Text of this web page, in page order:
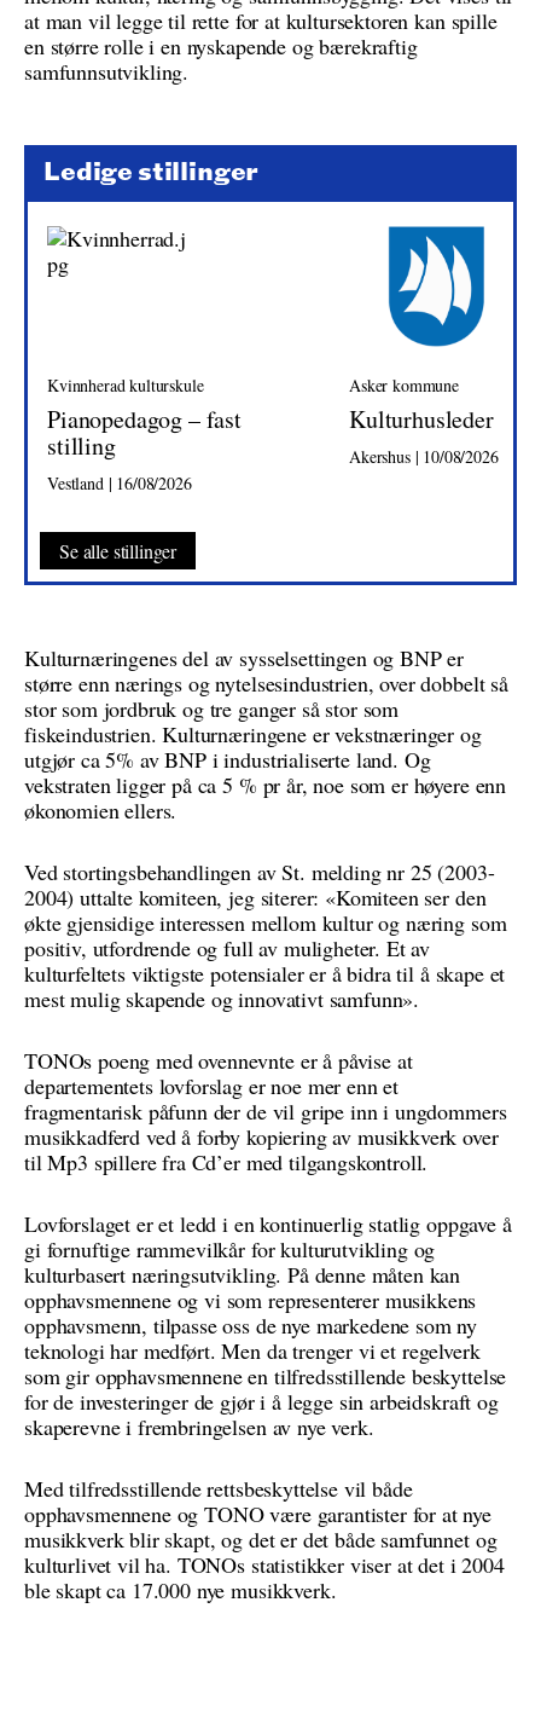
at man vil legge til rette for at kultursektoren kan spille
en større rolle i en nyskapende og bærekraftig
samfunnsutvikling.
Ledige stillinger
Kvinnherad kulturskule
Pianopedagog – fast
stilling
Vestland | 16/08/2026
Asker kommune
Kulturhusleder
Akershus | 10/08/2026
Se alle stillinger
Kulturnæringenes del av sysselsettingen og BNP er
større enn nærings og nytelsesindustrien, over dobbelt så
stor som jordbruk og tre ganger så stor som
fiskeindustrien. Kulturnæringene er vekstnæringer og
utgjør ca 5% av BNP i industrialiserte land. Og
vekstraten ligger på ca 5 % pr år, noe som er høyere enn
økonomien ellers.
Ved stortingsbehandlingen av St. melding nr 25 (2003-
2004) uttalte komiteen, jeg siterer: «Komiteen ser den
økte gjensidige interessen mellom kultur og næring som
positiv, utfordrende og full av muligheter. Et av
kulturfeltets viktigste potensialer er å bidra til å skape et
mest mulig skapende og innovativt samfunn».
TONOs poeng med ovennevnte er å påvise at
departementets lovforslag er noe mer enn et
fragmentarisk påfunn der de vil gripe inn i ungdommers
musikkadferd ved å forby kopiering av musikkverk over
til Mp3 spillere fra Cd’er med tilgangskontroll.
Lovforslaget er et ledd i en kontinuerlig statlig oppgave å
gi fornuftige rammevilkår for kulturutvikling og
kulturbasert næringsutvikling. På denne måten kan
opphavsmennene og vi som representerer musikkens
opphavsmenn, tilpasse oss de nye markedene som ny
teknologi har medført. Men da trenger vi et regelverk
som gir opphavsmennene en tilfredsstillende beskyttelse
for de investeringer de gjør i å legge sin arbeidskraft og
skaperevne i frembringelsen av nye verk.
Med tilfredsstillende rettsbeskyttelse vil både
opphavsmennene og TONO være garantister for at nye
musikkverk blir skapt, og det er det både samfunnet og
kulturlivet vil ha. TONOs statistikker viser at det i 2004
ble skapt ca 17.000 nye musikkverk.